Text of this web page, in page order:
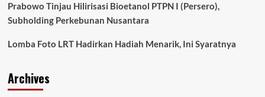
ๆ
ใน
ซี
Prabowo Tinjau Hilirisasi Bioetanol PTPN I (Persero),
Subholding Perkebunan Nusantara
Lomba Foto LRT Hadirkan Hadiah Menarik, Ini Syaratnya
Archives